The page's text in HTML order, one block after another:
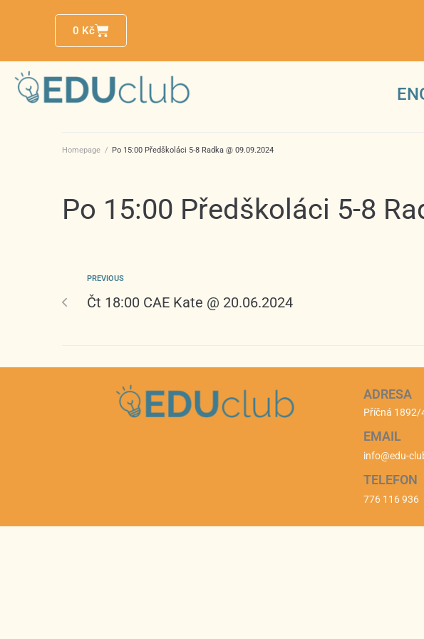
0 Kč
Homepage / Po 15:00 Předškoláci 5-8 Radka @ 09.09.2024
Po 15:00 Předškoláci 5-8
PREVIOUS
Čt 18:00 CAE Kate @ 20.06.2024
ADRESA
Příčná 1892/
EMAIL
info@edu-
TELEFON
776 116 936